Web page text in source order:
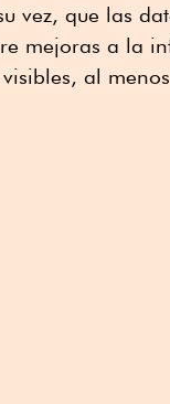
vez, que las
mejoras a la
al